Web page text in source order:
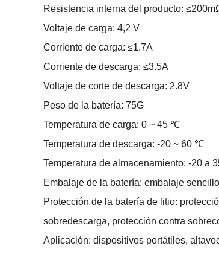
Resistencia interna del producto:
Voltaje de carga: 4,2 V
Corriente de carga: ≤1.7A
Corriente de descarga: ≤3.5A
Voltaje de corte de descarga: 2.8V
Peso de la batería: 75G
Temperatura de carga: 0 ~ 45 ℃
Temperatura de descarga: -20 ~ 60 ℃
Temperatura de almacenamiento: -20 a
Embalaje de la batería: embalaje sencillo
Protección de la batería de litio:
sobredescarga, protección contra
Aplicación: dispositivos portátiles,